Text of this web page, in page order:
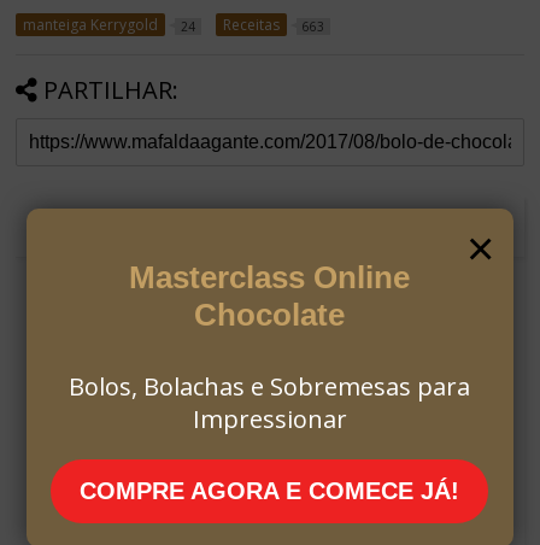
manteiga Kerrygold 24 Receitas 663
PARTILHAR:
×
Masterclass Online
Chocolate
Bolos, Bolachas e Sobremesas para
Impressionar
COMPRE AGORA E COMECE JÁ!